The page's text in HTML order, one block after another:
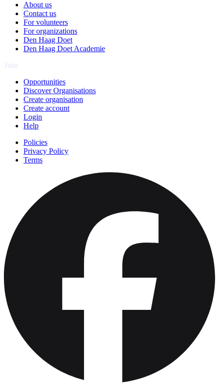
About us
Contact us
For volunteers
For organizations
Den Haag Doet
Den Haag Doet Academie
Opportunities
Discover Organisations
Create organisation
Create account
Login
Help
Policies
Privacy Policy
Terms